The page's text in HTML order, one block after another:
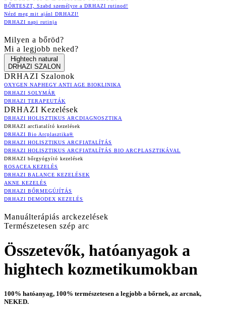
BŐRTESZT, Szabd személyre a DRHAZI rutinod!
Nézd meg mit ajánl DRHAZI!
DRHAZI napi rutinja
Milyen a bőröd?
Mi a legjobb neked?
Hightech natural
DRHAZI SZALON
DRHAZI Szalonok
OXYGEN NAPHEGY ANTI AGE BIOKLINIKA
DRHAZI SOLYMÁR
DRHAZI TERAPEUTÁK
DRHAZI Kezelések
DRHAZI HOLISZTIKUS ARCDIAGNOSZTIKA
DRHAZI arcfiatalító kezelések
DRHAZI Bio Arcplasztika®
DRHAZI HOLISZTIKUS ARCFIATALÍTÁS
DRHAZI HOLISZTIKUS ARCFIATALÍTÁS BIO ARCPLASZTIKÁVAL
DRHAZI bőrgyógyító kezelések
ROSACEA KEZELÉS
DRHAZI BALANCE KEZELÉSEK
AKNE KEZELÉS
DRHAZI BŐRMEGÚJÍTÁS
DRHAZI DEMODEX KEZELÉS
Manuálterápiás arckezelések
Természetesen szép arc
Összetevők, hatóanyagok a
hightech kozmetikumokban
100% hatóanyag, 100% természetesen a legjobb a bőrnek, az arcnak,
NEKED.